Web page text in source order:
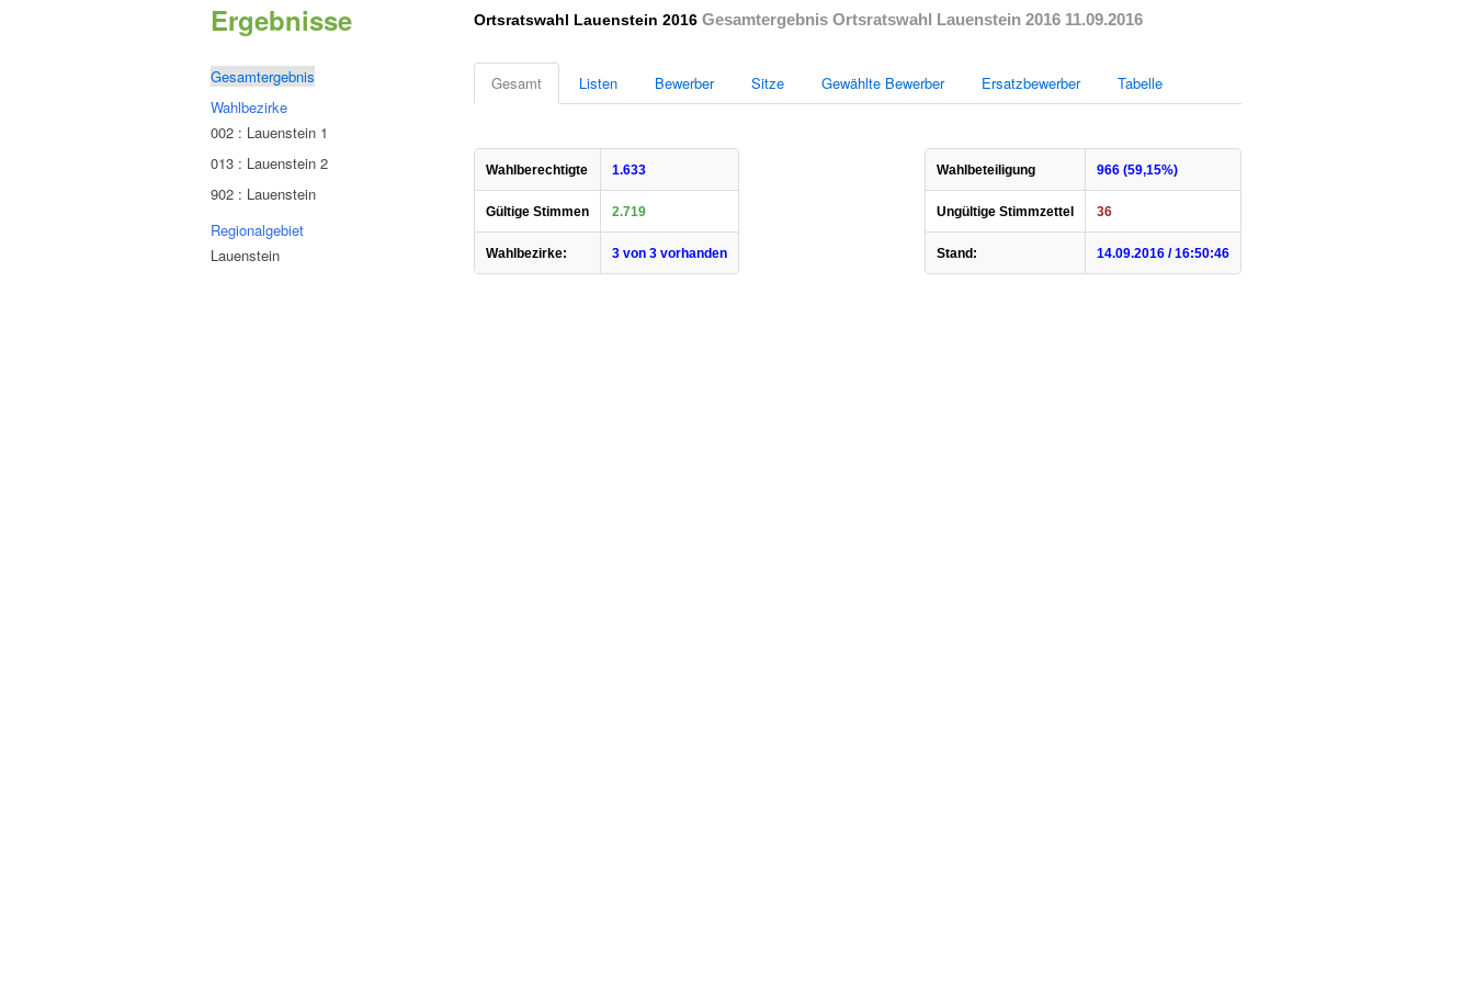
Ergebnisse
Gesamtergebnis
Wahlbezirke
002 : Lauenstein 1
013 : Lauenstein 2
902 : Lauenstein
Regionalgebiet
Lauenstein
Ortsratswahl Lauenstein 2016 Gesamtergebnis Ortsratswahl Lauenstein 2016 11.09.2016
Gesamt Listen Bewerber Sitze Gewählte Bewerber Ersatzbewerber Tabelle
Wahlberechtigte 1.633
Gültige Stimmen 2.719
Wahlbezirke: 3 von 3 vorhanden
Wahlbeteiligung 966 (59,15%)
Ungültige Stimmzettel 36
Stand: 14.09.2016 / 16:50:46